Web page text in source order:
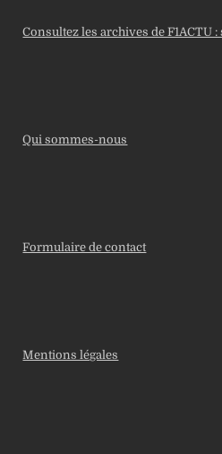
Consultez les archives de F1ACTU
Qui sommes-nous
Formulaire de contact
Mentions légales